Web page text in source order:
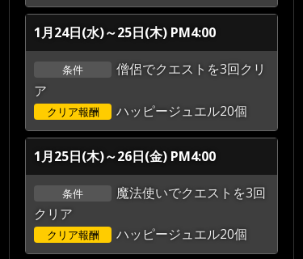
1月24日(水)～25日(木) PM4:00
条件
僧侶でクエストを3回クリ
ア
クリア報酬 ハッピージュエル20個
1月25日(木)～26日(金) PM4:00
条件
魔法使いでクエストを3回
クリア
クリア報酬 ハッピージュエル20個